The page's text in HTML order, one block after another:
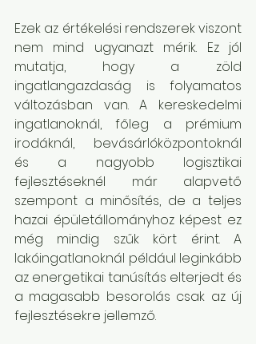
Ezek az értékelési rendszerek viszont
nem mind ugyanazt mérik. Ez jól
mutatja, hogy a zöld
ingatlangazdaság is folyamatos
változásban van. A kereskedelmi
ingatlanoknál, főleg a prémium
irodáknál, bevásárlóközpontoknál
és a nagyobb logisztikai
fejlesztéseknél már alapvető
szempont a minősítés, de a teljes
hazai épületállományhoz képest ez
még mindig szűk kört érint. A
lakóingatlanoknál például leginkább
az energetikai tanúsítás elterjedt és
a magasabb besorolás csak az új
fejlesztésekre jellemző.